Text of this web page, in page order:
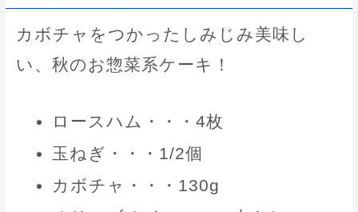
カボチャをつかったしみじみ美味し
い、秋のお惣菜系ケーキ！
ロースハム・・・4枚
玉ねぎ・・・1/2個
カボチャ・・・130g